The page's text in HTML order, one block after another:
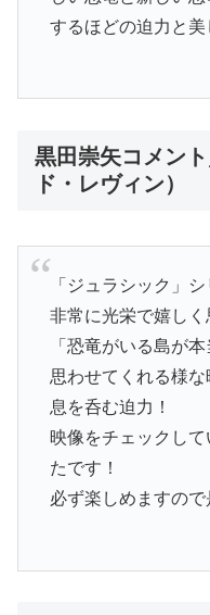
するほどの迫力と美
黒田崇矢コメン
ド・レヴィン）
「ジュラシック」
非常に光栄で嬉しく
「恐竜がいる島が
思わせてくれる様な
息を呑む迫力！
映像をチェックし
たです！
必ず楽しめますので